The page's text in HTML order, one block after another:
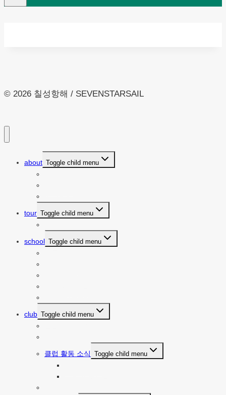
© 2026 칠성항해 / SEVENSTARSAIL
about Toggle child menu
tour Toggle child menu
school Toggle child menu
club Toggle child menu
클럽 활동 소식 Toggle child menu